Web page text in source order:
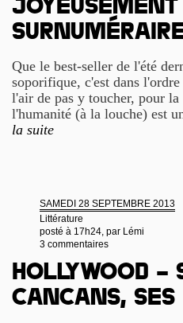
joyeusement
Que le best-seller de l'été
soporifique, c'est dans
l'air de pas y toucher, pour
l'humanité (à la louche) est
la suite
SAMEDI 28 SEPTEMBRE 2013
Littérature
posté à 17h24, par Lémi
3 commentaires
Hollywood –
cancans,